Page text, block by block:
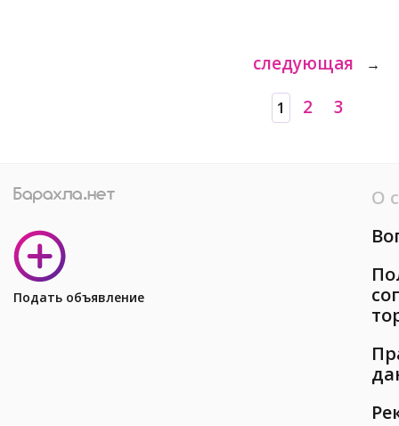
следующая →
1 2 3
Подать объявление
О